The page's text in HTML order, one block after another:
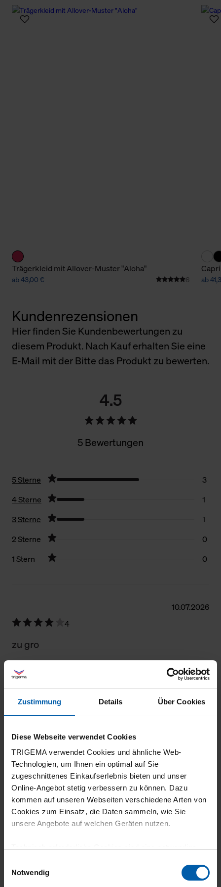
Zustimmung Details Über Cookies
Diese Webseite verwendet Cookies
TRIGEMA verwendet Cookies und ähnliche Web-
Technologien, um Ihnen ein optimal auf Sie
zugeschnittenes Einkaufserlebnis bieten und unser
Online-Angebot stetig verbessern zu können. Dazu
kommen auf unseren Webseiten verschiedene Arten von
Cookies zum Einsatz, die Daten sammeln, wie Sie
unsere Angebote auf welchen Geräten nutzen.
grundlegende Funktionen wie etwa zur Auswahl und
Notwendig
Trägerkleid mit Allover-Muster "Aloha"
ab 43,00 € 6 ab
Kundenrezensionen
Hier finden Sie Kundenbewertungen zu
diesem Produkt. Nach Kauf erhalten Sie eine
E-Mail mit der Bitte das Produkt zu bewerten.
4.5
5 Bewertungen
5 Sterne
3
4 Sterne
1
3 Sterne
1
2 Sterne
0
1 Stern
0
10.07.2026
4
zu gro
03.06.2026
5
Siehe Gesamtbewertung
25.05.2026
3
Leider hatte ich nicht gelesen, dass es sich
irritiert, da die Hose um die Beine recht luftig